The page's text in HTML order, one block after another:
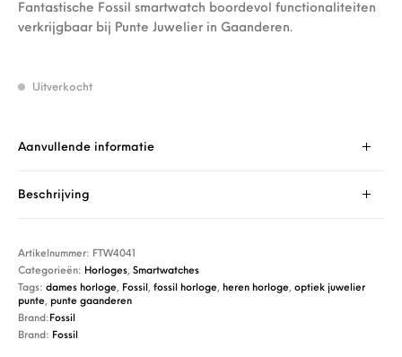
Fantastische Fossil smartwatch boordevol functionaliteiten
verkrijgbaar bij Punte Juwelier in Gaanderen.
Uitverkocht
Aanvullende informatie
Beschrijving
Artikelnummer: FTW4041
Categorieën: Horloges,Smartwatches
Tags:dames horloge, Fossil ,fossil horloge, heren horloge,optiek juwelier
punte, punte gaanderen
Brand: Fossil
Brand: Fossil